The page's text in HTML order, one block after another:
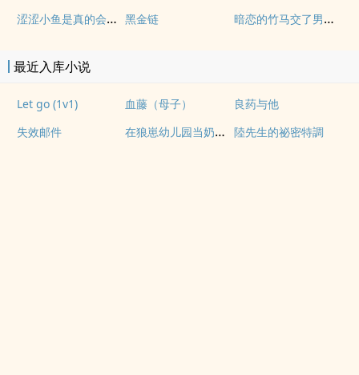
涩涩小鱼是真的会被干透 黑金链 暗恋的竹马交了男朋友（bg，弯掰直，1v2）
最近入库小说
Let go (1v1) 血藤（母子）
良药与他
失效邮件
在狼崽幼儿园当奶爸的日常 陸先生的祕密特調